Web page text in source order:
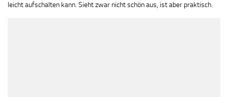
leicht aufschalten kann. Sieht zwar nicht schön aus, ist aber praktisch.